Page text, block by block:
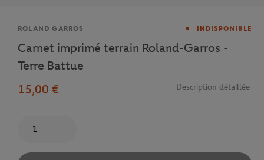
Marque
ROLAND GARROS INDISPONIBLE
Carnet imprimé terrain Roland-Garros -
Terre Battue
15,00 €
Description détaillée